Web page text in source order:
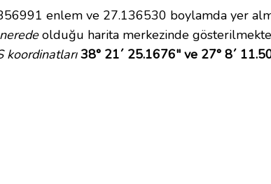
enlem ve 27.136530 boylamda yer
neredeolduğu harita merkezinde
koordinatları 38° 21´ 25.1676" ve 27° 8´